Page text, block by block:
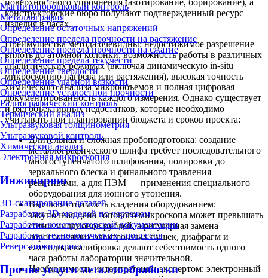
Магнитопорошковый контроль
Металлография
Определение остаточных напряжений
Определение предела прочности на растяжение
Определение предела прочности на сжатие
Определение предела текучести
Определение твердости
Определение ударной вязкости
Определение усталостной прочности
Радиографический контроль
Термический анализ
Ультразвуковая толщинометрия
Ультразвуковой контроль
Химический анализ
Электронная микроскопия
Инжиниринг
3D-сканирование деталей
Разработка 3D-моделей по чертежам
Разработка конструкторской документации
Разработка технологических процессов
Реверс-инжиниринг
Прочие услуги металлообработки
конструкторские бюро получают подтвержденный ресурс
изделия в часах.
Преимущества метода очевидны: недостижимое разрешение
вплоть до атомной колонки, возможность работы в различных
аналитических режимах (включая динамическую in-situ
микроскопию нагрева или растяжения), высокая точность
химического анализа микрообъемов и полная цифровая
документированность каждого измерения. Однако существует
и ряд объективных недостатков, которые необходимо
учитывать при планировании бюджета и сроков проекта:
Длительная и сложная пробоподготовка: создание
металлографического шлифа требует последовательного
многоступенчатого шлифования, полировки до
зеркального блеска и финального травления
реактивами, а для ПЭМ — применения специального
оборудования для ионного утонения.
Высокая стоимость владения оборудованием:
закупочная цена топового микроскопа может превышать
сотни миллионов рублей, а регулярная замена
дорогостоящих электронных пушек, диафрагм и
ежегодная калибровка делают себестоимость одного
часа работы лаборатории значительной.
Необходимость интерпретации экспертом: электронный